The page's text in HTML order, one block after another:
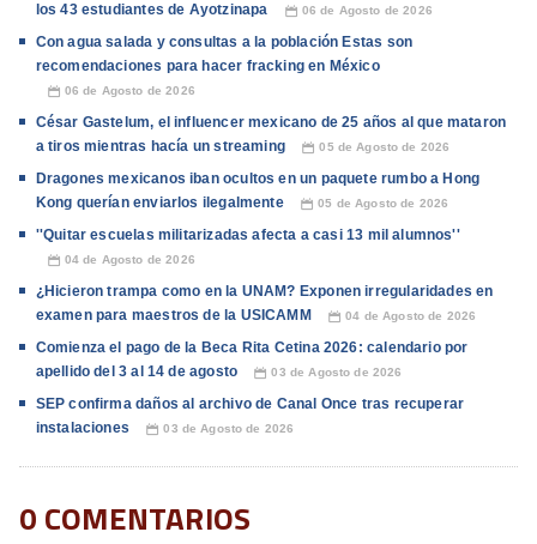
los 43 estudiantes de Ayotzinapa
📅 06 de Agosto de 2026
Con agua salada y consultas a la población Estas son
recomendaciones para hacer fracking en México
📅 06 de Agosto de 2026
César Gastelum, el influencer mexicano de 25 años al que mataron
a tiros mientras hacía un streaming
📅 05 de Agosto de 2026
Dragones mexicanos iban ocultos en un paquete rumbo a Hong
Kong querían enviarlos ilegalmente
📅 05 de Agosto de 2026
''Quitar escuelas militarizadas afecta a casi 13 mil alumnos''
📅 04 de Agosto de 2026
¿Hicieron trampa como en la UNAM? Exponen irregularidades en
examen para maestros de la USICAMM
📅 04 de Agosto de 2026
Comienza el pago de la Beca Rita Cetina 2026: calendario por
apellido del 3 al 14 de agosto
📅 03 de Agosto de 2026
SEP confirma daños al archivo de Canal Once tras recuperar
instalaciones
📅 03 de Agosto de 2026
0 COMENTARIOS